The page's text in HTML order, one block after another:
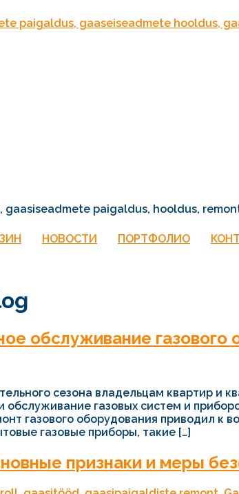
gaasiseadmete paigaldus, hooldus,
НОВОСТИ ПОРТФОЛИО
обслуживание
сезона владельцам квартир и
обслуживание газовых систем и
газового оборудования приводил к
газовые приборы, такие […]
признаки и меры